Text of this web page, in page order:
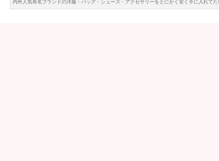
内外人気有名ブランドの洋服・バッグ・シューズ・アクセサリーをとにかく安く手に入れて